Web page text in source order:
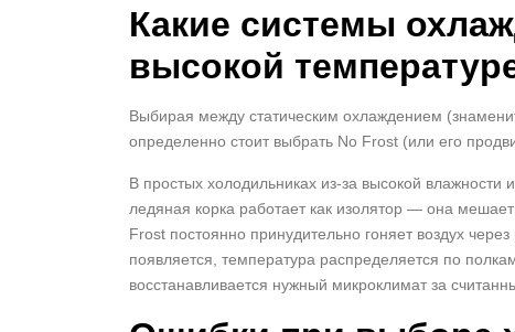
Какие системы
высокой
Выбирая между статическим охлаждением
определенно стоит выбрать No Frost (или его
В простых холодильниках из-за высокой
ледяная корка работает как изолятор — она
Frost постоянно принудительно гоняет воздух
появляется, температура распределяется по
восстанавливается нужный микроклимат за